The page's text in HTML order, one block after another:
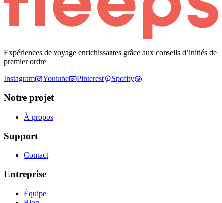
Expériences de voyage enrichissantes grâce aux conseils d’initiés de
premier ordre
Instagram
Youtube Pinterest Spofity
Notre projet
À propos
Support
Contact
Entreprise
Équipe